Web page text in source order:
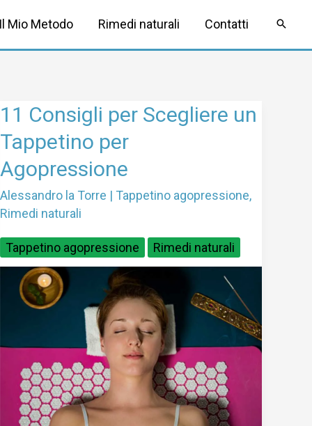
Il Mio Metodo Rimedi naturali Contatti
11 Consigli per Scegliere un
Tappetino per
Agopressione
Alessandro la Torre | Tappetino agopressione,
Rimedi naturali
Tappetino agopressione Rimedi naturali
11
per
Scegliere
Tappetino
per
Agopressione